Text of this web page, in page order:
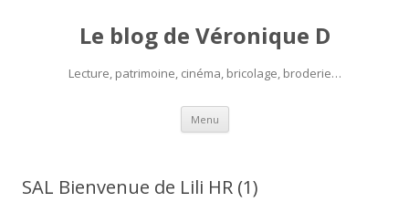
Le blog de Véronique D
Lecture, patrimoine, cinéma, bricolage, broderie…
Menu Aller
contenu
SAL Bienvenue de Lili HR (1)